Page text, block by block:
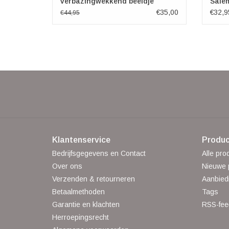
€44,95 €35,00
Klantenservice
Bedrijfsgegevens en Contact
Over ons
Verzenden & retourneren
Betaalmethoden
Garantie en klachten
Herroepingsrecht
Alle
Nieuwe
Tags
RSS-